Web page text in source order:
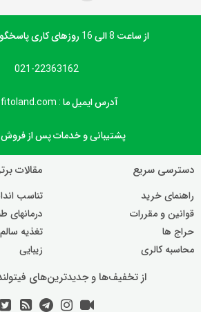
از ساعت 8 الی 16 روزهای کاری پاسخگوی شما هستیم
021-22363162
آدرس ایمیل ما : info@fitoland.com
پشتیبانی و خدمات پس از
دسترسی سریع
راهنمای خرید
قوانین و مقررات
حراج ها
محاسبه کالری
مقالات
تناسب
درمانهای
تغذیه سالم
زیبایی
از تخفیف‌ها و جدیدترین‌های